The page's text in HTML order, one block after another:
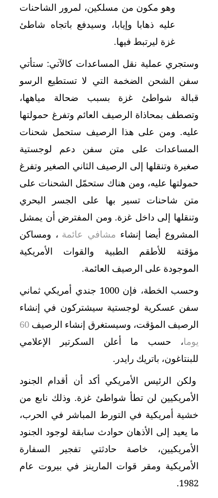
وهو مكون من مسلكين، لمرور الشاحنات
عليه ذهابا وإيابا، وسيدفع باتجاه شاطئ
غزة ليرتبط فيها.
وستجري عملية نقل المساعدات كالآتي: ستأتي
سفن الشحن الضخمة التي لا تستطيع الرسو
قبالة شواطئ غزة بسبب ضحالة مياهها،
وتصطف بمحاذاة الرصيف العائم وتفرغ حمولتها
عليه. ومن على هذا الرصيف ستحمل شحنات
المساعدات على متن سفن دعم لوجستية
صغيرة وتنقلها إلى الرصيف الثاني الصغير وتفرغ
حمولتها عليه، ومن هناك ستحمّل الشحنات على
متن شاحنات تسير بها على الجسر البحري
وتنقلها إلى داخل غزة. ومن المفترض أن يمشل
المشروع أيضا إنشاء مشافي عائمة ، ومساكن
مؤقتة للأطقم الطبية والقوات الأمريكية
الموجودة على الرصيف العائمة.
وحسب الخطة، فإن 1000 جندي أمريكي ثماني
سفن عسكرية لوجستية سيشتركون في إنشاء
الرصيف المؤقت، وسيستغرق إنشاء الرصيف 60
يوما، حسب ما أعلن السكرتير الإعلامي
للبنتاغون، باتريك رايدر.
ولكن الرئيس الأمريكي أكد أن أقدام الجنود
الأمريكيين لن تطأ شواطئ غزة. وذلك نابع من
خشية أمريكية في التورط المباشر في الحرب،
ما يعيد إلى الأذهان حوادث سابقة لوجود الجنود
الأمريكيين، خاصة حادثتي تفجير السفارة
الأمريكية ومقر قوات المارينز في بيروت عام
1982.